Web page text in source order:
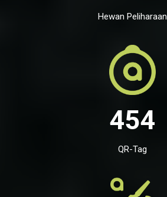
Hewan Peliharaan
454
QR-Tag